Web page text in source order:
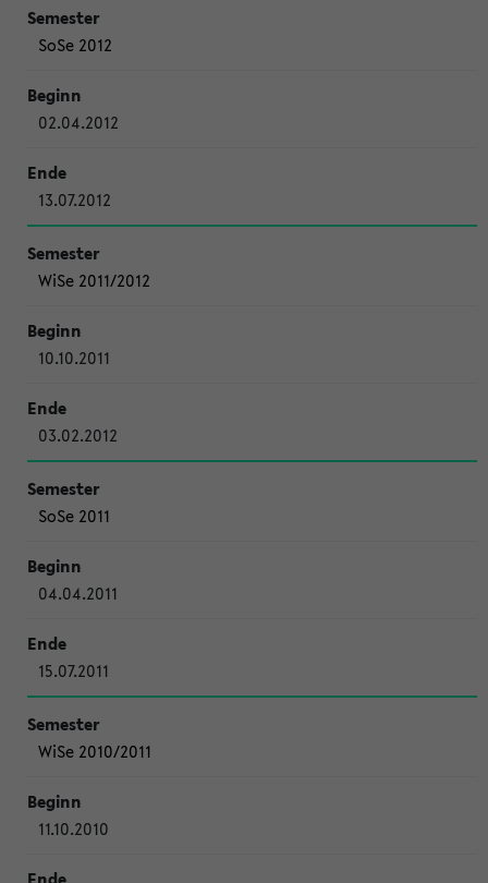
SoSe 2012
02.04.2012
13.07.2012
WiSe 2011/2012
10.10.2011
03.02.2012
SoSe 2011
04.04.2011
15.07.2011
WiSe 2010/2011
11.10.2010